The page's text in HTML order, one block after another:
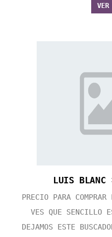
VER
LUIS
PRECIO PARA
VES QUE SENCILLO
DEJAMOS ESTE